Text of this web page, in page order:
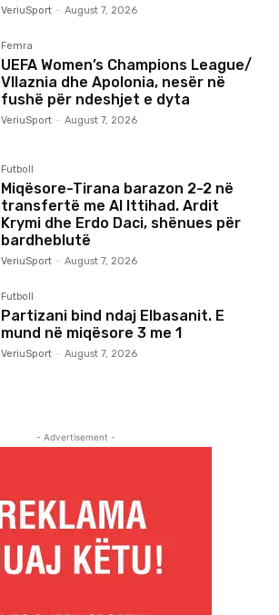
VeriuSport - August 7, 2026
Femra
UEFA Women’s Champions League/
Vllaznia dhe Apolonia, nesër në
fushë për ndeshjet e dyta
VeriuSport - August 7, 2026
Futboll
Miqësore-Tirana barazon 2-2 në
transfertë me Al Ittihad. Ardit
Krymi dhe Erdo Daci, shënues për
bardheblutë
VeriuSport - August 7, 2026
Futboll
Partizani bind ndaj Elbasanit. E
mund në miqësore 3 me 1
VeriuSport - August 7, 2026
- Advertisement -